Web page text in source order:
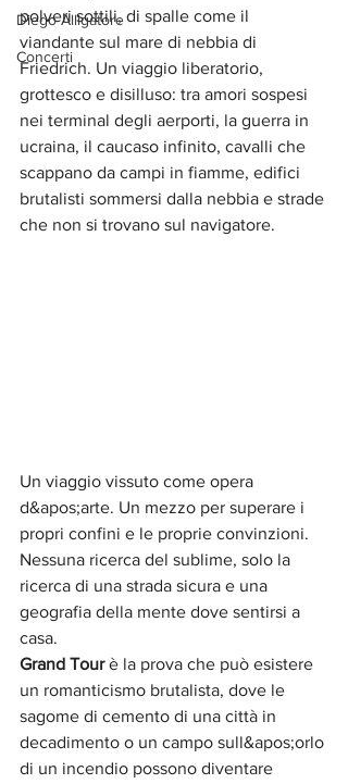
Diego Alligatore
Concerti
polveri sottili, di spalle come il
viandante sul mare di nebbia di
Friedrich. Un viaggio liberatorio,
grottesco e disilluso: tra amori sospesi
nei terminal degli aerporti, la guerra in
ucraina, il caucaso infinito, cavalli che
scappano da campi in fiamme, edifici
brutalisti sommersi dalla nebbia e strade
che non si trovano sul navigatore.
Un viaggio vissuto come opera
d&apos;arte. Un mezzo per superare i
propri confini e le proprie convinzioni.
Nessuna ricerca del sublime, solo la
ricerca di una strada sicura e una
geografia della mente dove sentirsi a
casa.
Grand Tour è la prova che può esistere
un romanticismo brutalista, dove le
sagome di cemento di una città in
decadimento o un campo sull&apos;orlo
di un incendio possono diventare